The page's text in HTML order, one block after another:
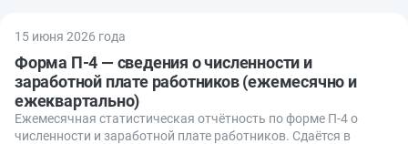
15 июня 2026 года
Форма П-4 — сведения о численности и
заработной плате работников (ежемесячно и
ежеквартально)
Ежемесячная статистическая отчётность по форме П-4 о
численности и заработной плате работников. Сдаётся в